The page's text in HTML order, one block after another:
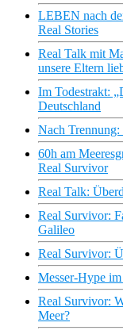
LEBEN nach
Real Stories
Real Talk mit
unsere Eltern
Im Todestrakt:
Deutschland
Nach
60h am
Real Survivor
Real Talk:
Real Survivor:
Galileo
Real Survivor:
Messer-Hype
Real Survivor:
Meer?